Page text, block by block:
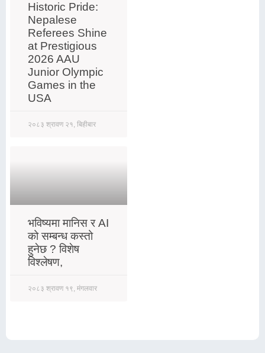
Historic Pride:
Nepalese
Referees Shine
at Prestigious
2026 AAU
Junior Olympic
Games in the
USA
२०८३ श्रावण २१, बिहीबार
भविष्यमा मानिस र AI
को सम्बन्ध कस्तो
हुनेछ ? विशेष
विश्लेषण,
२०८३ श्रावण १९, मंगलवार